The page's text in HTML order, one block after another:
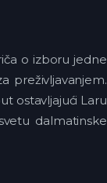
o izboru jedne
preživljavanjem.
ostavljajući Laru
dalmatinske